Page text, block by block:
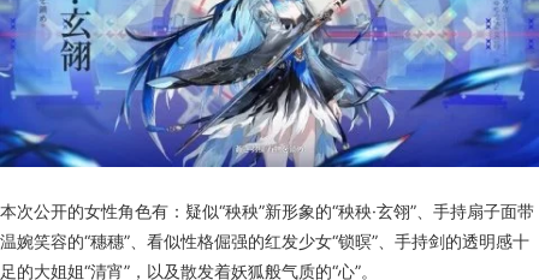
本次公开的女性角色有：疑似“秧秧”新形象的“秧秧·玄翎”、手持扇子面带
温婉笑容的“穗穗”、看似性格倔强的红发少女“锁暝”、手持剑的透明感十
足的大姐姐“清宵”，以及散发着妖狐般气质的“心”。